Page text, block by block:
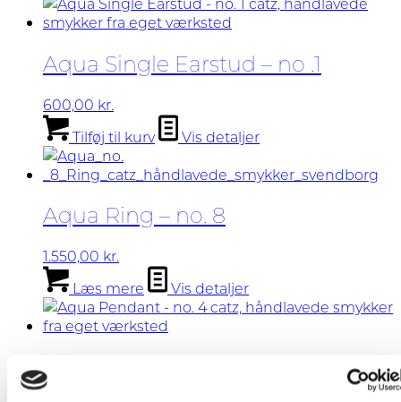
Aqua Single Earstud – no .1
600,00 kr.
Tilføj til kurv
Vis detaljer
Aqua Ring – no. 8
1.550,00 kr.
Læs mere
Vis detaljer
Aqua Pendant – no. 4